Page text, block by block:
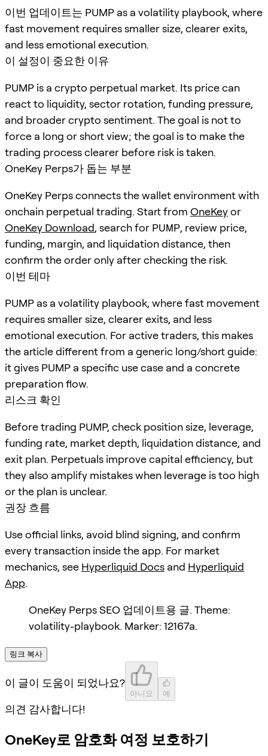
이번 업데이트는 PUMP as a volatility playbook, where
fast movement requires smaller size, clearer exits,
and less emotional execution.
이 설정이 중요한 이유
PUMP is a crypto perpetual market. Its price can
react to liquidity, sector rotation, funding pressure,
and broader crypto sentiment. The goal is not to
force a long or short view; the goal is to make the
trading process clearer before risk is taken.
OneKey Perps가 돕는 부분
OneKey Perps connects the wallet environment with
onchain perpetual trading. Start from OneKeyor
OneKey Download, search for PUMP, review price,
funding, margin, and liquidation distance, then
confirm the order only after checking the risk.
이번 테마
PUMP as a volatility playbook, where fast movement
requires smaller size, clearer exits, and less
emotional execution. For active traders, this makes
the article different from a generic long/short guide:
it gives PUMP a specific use case and a concrete
preparation flow.
리스크 확인
Before trading PUMP, check position size, leverage,
funding rate, market depth, liquidation distance, and
exit plan. Perpetuals improve capital efficiency, but
they also amplify mistakes when leverage is too high
or the plan is unclear.
권장 흐름
Use official links, avoid blind signing, and confirm
every transaction inside the app. For market
mechanics, see Hyperliquid Docs and Hyperliquid
App.
OneKey Perps SEO 업데이트용 글. Theme:
volatility-playbook. Marker: 12167a.
링크 복사
이 글이 도움이 되었나요?
아니요 예
의견 감사합니다!
OneKey로 암호화 여정 보호하기